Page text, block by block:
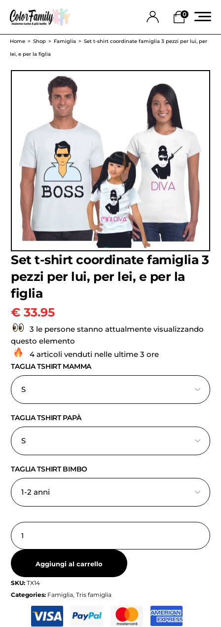
0
Home Shop Famiglia
Set t-shirt coordinate famiglia 3 pezzi per lui, per
lei, e per la figlia
Set t-shirt coordinate famiglia 3
pezzi per lui, per lei, e per la
figlia
€ 33.95
3 le persone stanno attualmente visualizzando
questo elemento
4 articoli venduti nelle ultime 3 ore
TAGLIA TSHIRT MAMMA
TAGLIA TSHIRT PAPÀ
TAGLIA TSHIRT BIMBO
Aggiungi al carrello
SKU:TX14
Categories: Famiglia,Tris famiglia